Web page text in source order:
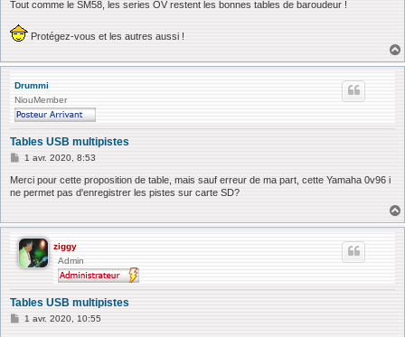
e
Tout comme le SM58, les series OV restent les bonnes tables de baroudeur !
Protégez-vous et les autres aussi !
Drummi
NiouMember
Tables USB multipistes
M
s
s
a
e
1 avr. 2020, 8:53
Merci pour cette proposition de table, mais sauf erreur de ma part, cette Yamaha 0v96 i
ne permet pas d'enregistrer les pistes sur carte SD?
ziggy
Admin
Tables USB multipistes
M1 avr. 2020, 10:55